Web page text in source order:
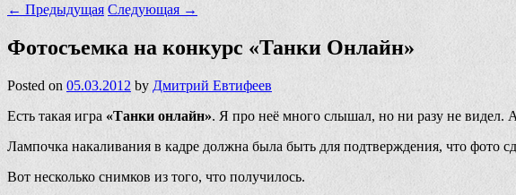
← Предыдущая Следующая →
Фотосъемка на конкурс «Танки Онлайн»
Posted on 05.03.2012 by Дмитрий Евтифеев
Есть такая игра «Танки онлайн». Я про неё много слышал, но ни разу не видел.
Лампочка накаливания в кадре должна была быть для подтверждения, что фото
Вот несколько снимков из того, что получилось.